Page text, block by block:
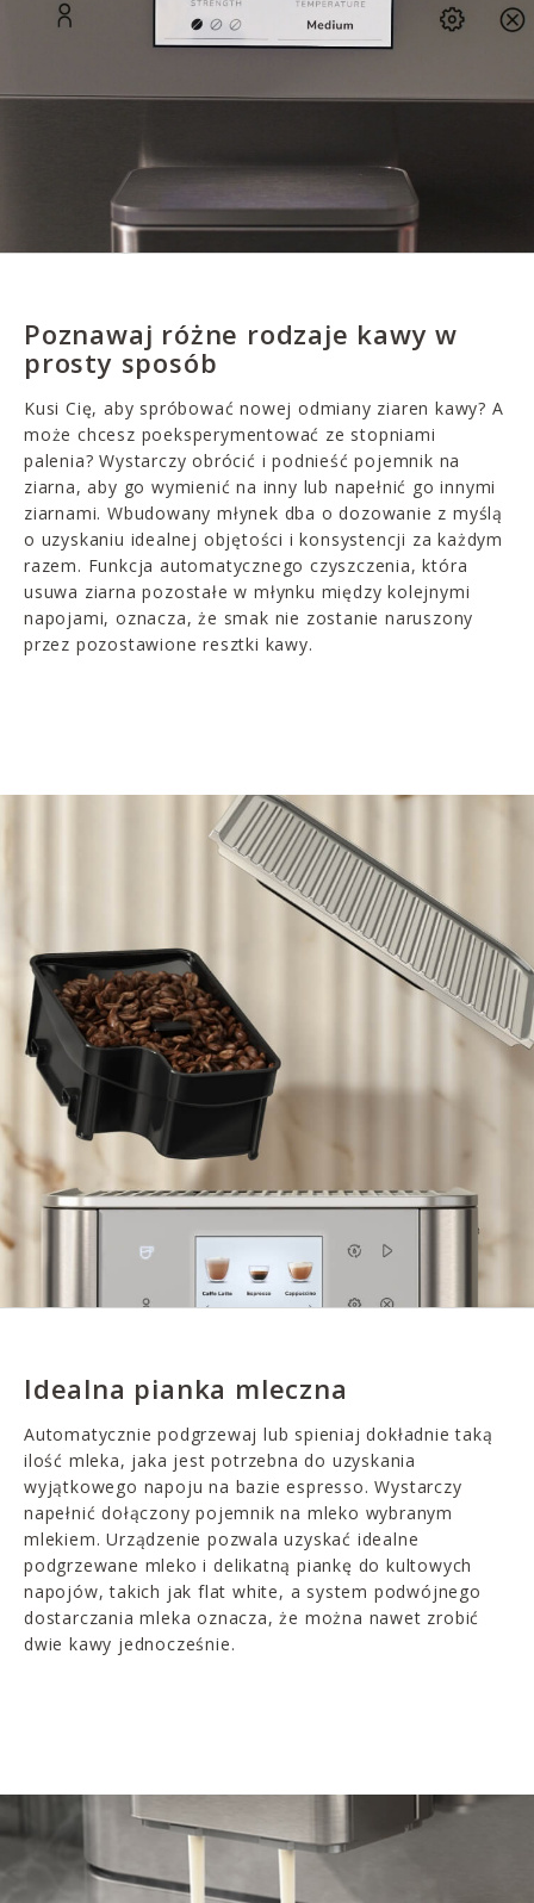
Poznawaj różne rodzaje kawy w
prosty sposób
Kusi Cię, aby spróbować nowej odmiany ziaren kawy? A
może chcesz poeksperymentować ze stopniami
palenia? Wystarczy obrócić i podnieść pojemnik na
ziarna, aby go wymienić na inny lub napełnić go innymi
ziarnami. Wbudowany młynek dba o dozowanie z myślą
o uzyskaniu idealnej objętości i konsystencji za każdym
razem. Funkcja automatycznego czyszczenia, która
usuwa ziarna pozostałe w młynku między kolejnymi
napojami, oznacza, że smak nie zostanie naruszony
przez pozostawione resztki kawy.
Idealna pianka mleczna
Automatycznie podgrzewaj lub spieniaj dokładnie taką
ilość mleka, jaka jest potrzebna do uzyskania
wyjątkowego napoju na bazie espresso. Wystarczy
napełnić dołączony pojemnik na mleko wybranym
mlekiem. Urządzenie pozwala uzyskać idealne
podgrzewane mleko i delikatną piankę do kultowych
napojów, takich jak flat white, a system podwójnego
dostarczania mleka oznacza, że można nawet zrobić
dwie kawy jednocześnie.